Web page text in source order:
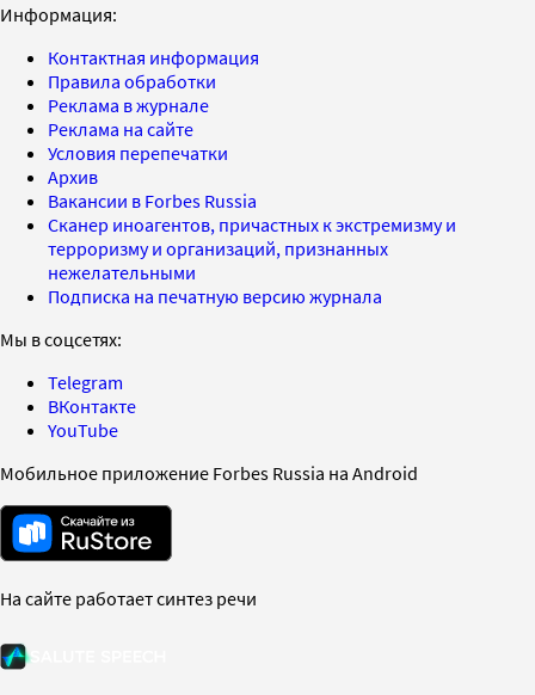
Информация:
Контактная информация
Правила обработки
Реклама в журнале
Реклама на сайте
Условия перепечатки
Архив
Вакансии в Forbes Russia
Сканер иноагентов, причастных к экстремизму и
терроризму и организаций, признанных
нежелательными
Подписка на печатную версию журнала
Мы в соцсетях:
Telegram
ВКонтакте
YouTube
Мобильное приложение Forbes Russia на Android
На сайте работает синтез речи